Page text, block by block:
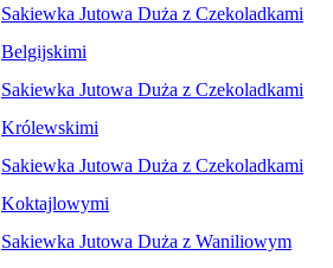
Sakiewka Jutowa Duża z Czekoladkami
Belgijskimi
Sakiewka Jutowa Duża z Czekoladkami
Królewskimi
Sakiewka Jutowa Duża z Czekoladkami
Koktajlowymi
Sakiewka Jutowa Duża z Waniliowym